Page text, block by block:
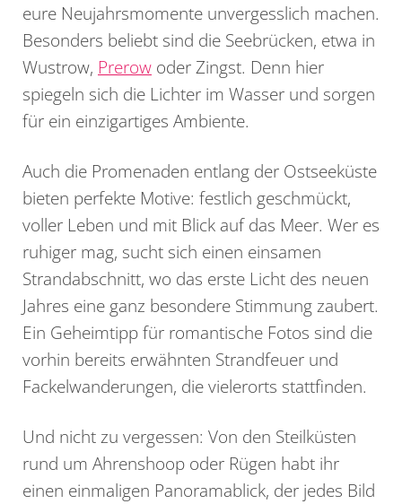
eure Neujahrsmomente unvergesslich machen.
Besonders beliebt sind die Seebrücken, etwa in
Wustrow, Prerow oder Zingst. Denn hier
spiegeln sich die Lichter im Wasser und sorgen
für ein einzigartiges Ambiente.
Auch die Promenaden entlang der Ostseeküste
bieten perfekte Motive: festlich geschmückt,
voller Leben und mit Blick auf das Meer. Wer es
ruhiger mag, sucht sich einen einsamen
Strandabschnitt, wo das erste Licht des neuen
Jahres eine ganz besondere Stimmung zaubert.
Ein Geheimtipp für romantische Fotos sind die
vorhin bereits erwähnten Strandfeuer und
Fackelwanderungen, die vielerorts stattfinden.
Und nicht zu vergessen: Von den Steilküsten
rund um Ahrenshoop oder Rügen habt ihr
einen einmaligen Panoramablick, der jedes Bild